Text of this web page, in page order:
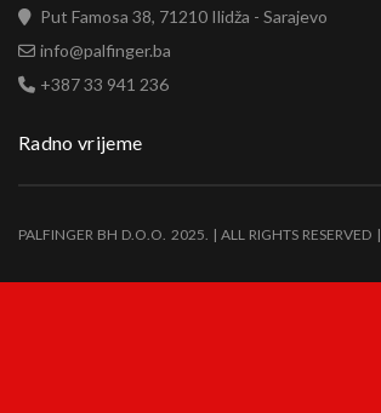
Put Famosa 38, 71210 Ilidža - Sarajevo
info@palfinger.ba
+387 33 941 236
Radno vrijeme
PALFINGER BH D.O.O. 2025. | ALL RIGHTS RESERVED |